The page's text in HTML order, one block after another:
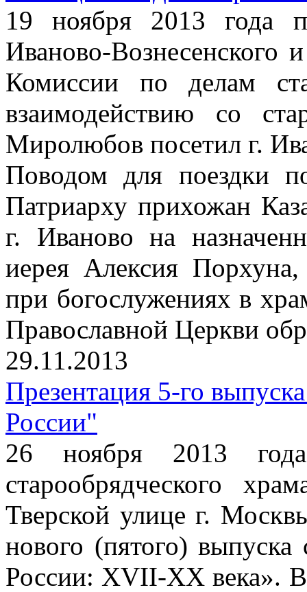
19 ноября 2013 года
Иваново-Вознесенского
Комиссии по делам
взаимодействию со
Миролюбов посетил г.
Поводом для поездки
Патриарху прихожан
г. Иваново на
иерея Алексия
при богослужениях в
Православной Церкви
29.11.2013
Презентация 5-го
России"
26 ноября 2013
старообрядческого
Тверской улице г.
нового (пятого) выпуска
России: XVII-XX века».